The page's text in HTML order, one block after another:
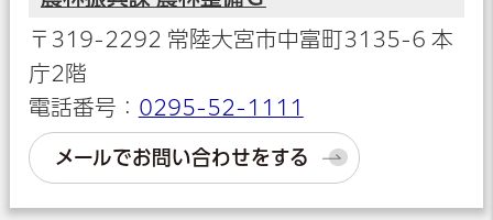
〒319-2292 常陸大宮市中富町3135-6 本
庁2階
電話番号： 0295-52-1111
メールでお問い合わせをする